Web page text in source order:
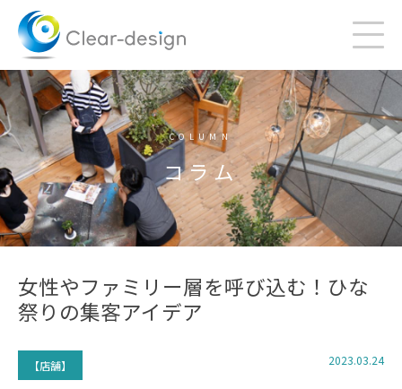
content
COLUMN
コラム
女性やファミリー層を呼び込む！ひな
祭りの集客アイデア
【店舗】 2023.03.24